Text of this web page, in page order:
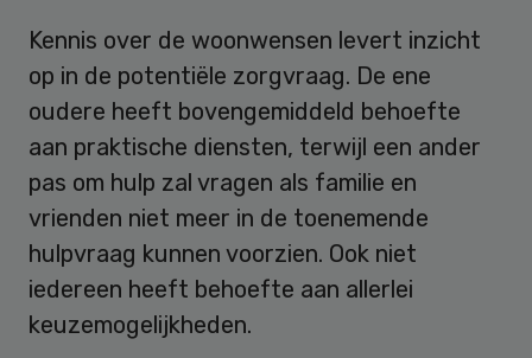
Kennis over de woonwensen levert inzicht
op in de potentiële zorgvraag. De ene
oudere heeft bovengemiddeld behoefte
aan praktische diensten, terwijl een ander
pas om hulp zal vragen als familie en
vrienden niet meer in de toenemende
hulpvraag kunnen voorzien. Ook niet
iedereen heeft behoefte aan allerlei
keuzemogelijkheden.